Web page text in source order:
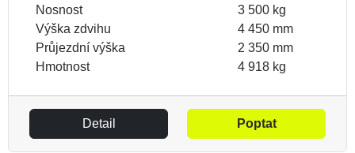
Nosnost
3 500 kg
Výška zdvihu
4 450 mm
Průjezdní výška
2 350 mm
Hmotnost
4 918 kg
Detail Poptat